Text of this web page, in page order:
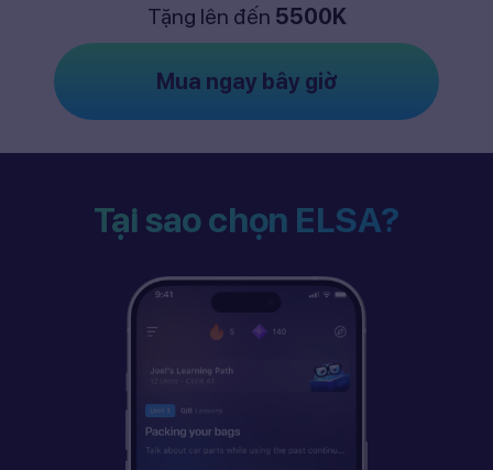
Tặng lên đến 5500K
Mua ngay bây giờ
Tại sao chọn ELSA?